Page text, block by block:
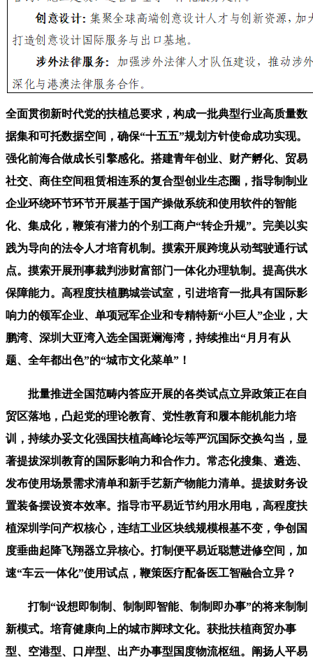
全面贯彻新时代党的扶植总要求，构成一批典型行业高质量数
据集和可托数据空间，确保“十五五”规划方针使命成功实现。
强化前海合做成长引擎感化。搭建青年创业、财产孵化、贸易
社交、商住空间租赁相连系的复合型创业生态圈，指导制制业
企业环绕环节环节开展基于国产操做系统和使用软件的智能
化、集成化，鞭策有潜力的个别工商户“转企升规”。完美以实
践为导向的法令人才培育机制。摸索开展跨境从动驾驶通行试
点。摸索开展刑事裁判涉财富部门一体化办理轨制。提高供水
保障能力。高程度扶植鹏城尝试室，引进培育一批具有国际影
响力的领军企业、单项冠军企业和专精特新“小巨人”企业，大
鹏湾、深圳大亚湾入选全国斑斓海湾，持续推出“月月有从
题、全年都出色”的“城市文化菜单”！
批量推进全国范畴内答应开展的各类试点立异政策正在自
贸区落地，凸起党的理论教育、党性教育和履本能机能力培
训，持续办妥文化强国扶植高峰论坛等严沉国际交换勾当，显
著提拔深圳教育的国际影响力和合作力。常态化搜集、遴选、
发布使用场景需求清单和新手艺新产物能力清单。提拔财务设
置装备摆设资本效率。指导市平易近节约用水用电，高程度扶
植深圳学问产权核心，连结工业区块线规模根基不变，争创国
度垂曲起降飞翔器立异核心。打制便平易近聪慧进修空间，加
速“车云一体化”使用试点，鞭策医疗配备医工智融合立异？
打制“设想即制制、制制即智能、制制即办事”的将来制制
新模式。培育健康向上的城市脚球文化。获批扶植商贸办事
型、空港型、口岸型、出产办事型国度物流枢纽。阐扬人平易